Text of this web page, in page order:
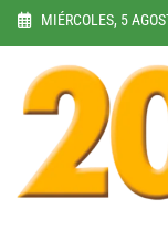
Skip
content
MIÉRCOLES, 5